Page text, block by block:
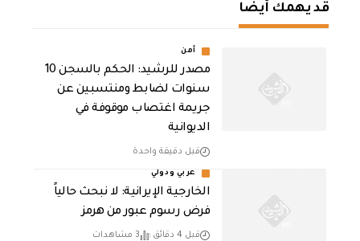
قد يهمك أيضا
أمن
مصدر للرشيد: الحكم بالسجن 10
سنوات لضابط ومنتسبين عن
جريمة اغتصاب موقوفة في
الديوانية
قبل دقيقة واحدة
عربي ودولي
الخارجية الإيرانية: لا نبحث حالياً
فرض رسوم عبور من هرمز
قبل 4 دقائق 3 مشاهدات